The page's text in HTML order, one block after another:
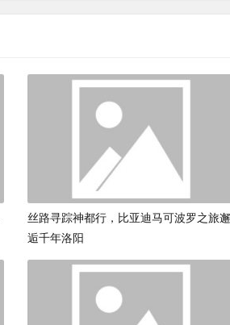
丝路寻踪神都行，比亚迪马可波罗之旅邂
逅千年洛阳